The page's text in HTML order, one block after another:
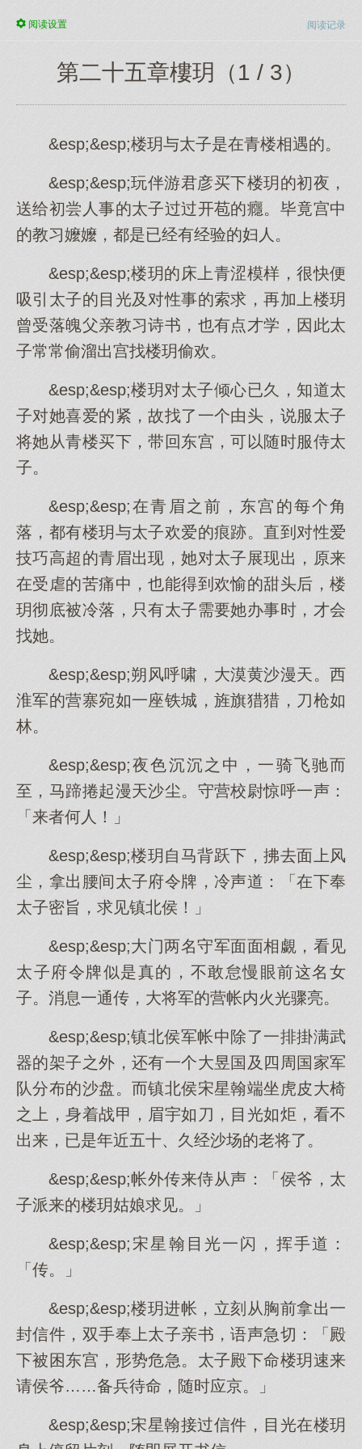
阅读记录
阅读设置
第二十五章樓玥（1 / 3）
&esp;&esp;楼玥与太子是在青楼相遇的。
&esp;&esp;玩伴游君彦买下楼玥的初夜，
送给初尝人事的太子过过开苞的癮。毕竟宫中
的教习嬤嬤，都是已经有经验的妇人。
&esp;&esp;楼玥的床上青涩模样，很快便
吸引太子的目光及对性事的索求，再加上楼玥
曾受落魄父亲教习诗书，也有点才学，因此太
子常常偷溜出宫找楼玥偷欢。
&esp;&esp;楼玥对太子倾心已久，知道太
子对她喜爱的紧，故找了一个由头，说服太子
将她从青楼买下，带回东宫，可以随时服侍太
子。
&esp;&esp;在青眉之前，东宫的每个角
落，都有楼玥与太子欢爱的痕跡。直到对性爱
技巧高超的青眉出现，她对太子展现出，原来
在受虐的苦痛中，也能得到欢愉的甜头后，楼
玥彻底被冷落，只有太子需要她办事时，才会
找她。
&esp;&esp;朔风呼啸，大漠黄沙漫天。西
淮军的营寨宛如一座铁城，旌旗猎猎，刀枪如
林。
&esp;&esp;夜色沉沉之中，一骑飞驰而
至，马蹄捲起漫天沙尘。守营校尉惊呼一声：
「来者何人！」
&esp;&esp;楼玥自马背跃下，拂去面上风
尘，拿出腰间太子府令牌，冷声道：「在下奉
太子密旨，求见镇北侯！」
&esp;&esp;大门两名守军面面相覷，看见
太子府令牌似是真的，不敢怠慢眼前这名女
子。消息一通传，大将军的营帐内火光骤亮。
&esp;&esp;镇北侯军帐中除了一排掛满武
器的架子之外，还有一个大昱国及四周国家军
队分布的沙盘。而镇北侯宋星翰端坐虎皮大椅
之上，身着战甲，眉宇如刀，目光如炬，看不
出来，已是年近五十、久经沙场的老将了。
&esp;&esp;帐外传来侍从声：「侯爷，太
子派来的楼玥姑娘求见。」
&esp;&esp;宋星翰目光一闪，挥手道：
「传。」
&esp;&esp;楼玥进帐，立刻从胸前拿出一
封信件，双手奉上太子亲书，语声急切：「殿
下被困东宫，形势危急。太子殿下命楼玥速来
请侯爷……备兵待命，随时应京。」
&esp;&esp;宋星翰接过信件，目光在楼玥